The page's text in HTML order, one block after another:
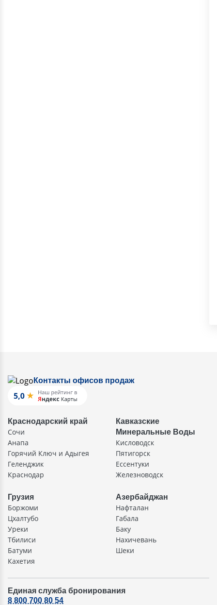
Контакты офисов продаж
Краснодарский край
Сочи
Анапа
Горячий Ключ и Адыгея
Геленджик
Краснодар
Кавказские
Минеральные Воды
Кисловодск
Пятигорск
Ессентуки
Железноводск
Грузия
Боржоми
Цхалтубо
Уреки
Тбилиси
Батуми
Кахетия
Азербайджан
Нафталан
Габала
Баку
Нахичевань
Шеки
Единая служба бронирования
8 800 700 80 54